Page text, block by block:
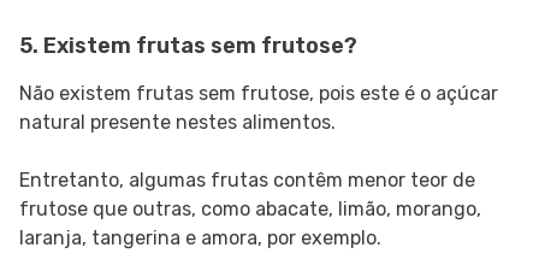
5. Existem frutas sem frutose?
Não existem frutas sem frutose, pois este é o açúcar
natural presente nestes alimentos.
Entretanto, algumas frutas contêm menor teor de
frutose que outras, como abacate, limão, morango,
laranja, tangerina e amora, por exemplo.